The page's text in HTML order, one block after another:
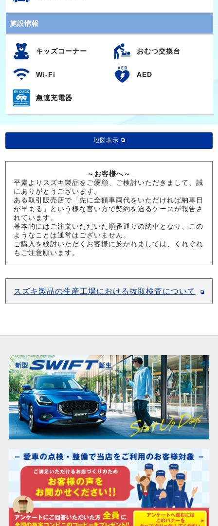
施設情報
キッズコーナー おむつ交換台
Wi-Fi AED
急速充電器
地図表示
～お客様へ～
平素よりスズキ製品をご愛顧、ご検討いただきまして、誠
にありがとうございます。
ある取引販売店で「先に全額車両代をいただければ納車日
が早まる」という様な言い方で契約を迫るケースが報告さ
れています。
基本的にはご注文いただいた順番通りの納車となり、この
ようなことは通常はございません。
ご購入を検討いただくお客様に於かれましては、くれぐれ
もご注意願います。
スズキ製品の生産工場における抜取検査について